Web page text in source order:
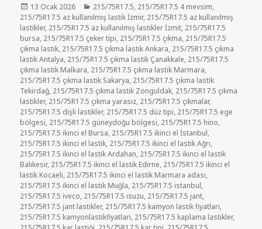
Yayın
tarihi
13 Ocak 2026 Kategoriler
215/75R17.5, 215/75R17.5 4 mevsim,
215/75R17.5 az kullanılmış lastik İzmir, 215/75R17.5 az kullanılmış
lastikler, 215/75R17.5 az kullanılmış lastikler İzmit, 215/75R17.5
bursa, 215/75R17.5 çeker tipi, 215/75R17.5 çıkma, 215/75R17.5
çıkma lastik, 215/75R17.5 çıkma lastik Ankara, 215/75R17.5 çıkma
lastik Antalya, 215/75R17.5 çıkma lastik Çanakkale, 215/75R17.5
çıkma lastik Malkara, 215/75R17.5 çıkma lastik Marmara,
215/75R17.5 çıkma lastik Sakarya, 215/75R17.5 çıkma lastik
Tekirdağ, 215/75R17.5 çıkma lastik Zonguldak, 215/75R17.5 çıkma
lastikler, 215/75R17.5 çıkma yarasız, 215/75R17.5 çıkmalar,
215/75R17.5 dişli lastikler, 215/75R17.5 düz tipi, 215/75R17.5 ege
bölgesi, 215/75R17.5 güneydoğu bölgesi, 215/75R17.5 hino,
215/75R17.5 ikinci el Bursa, 215/75R17.5 ikinci el İstanbul,
215/75R17.5 ikinci el lastik, 215/75R17.5 ikinci el lastik Ağrı,
215/75R17.5 ikinci el lastik Ardahan, 215/75R17.5 ikinci el lastik
Balıkesir, 215/75R17.5 ikinci el lastik Edirne, 215/75R17.5 ikinci el
lastik Kocaeli, 215/75R17.5 ikinci el lastik Marmara adası,
215/75R17.5 ikinci el lastik Muğla, 215/75R17.5 istanbul,
215/75R17.5 iveco, 215/75R17.5 ısuzu, 215/75R17.5 jant,
215/75R17.5 jant lastikler, 215/75R17.5 kamyon lastik fiyatlari,
215/75R17.5 kamyonlastikfiyatlari, 215/75R17.5 kaplama lastikler,